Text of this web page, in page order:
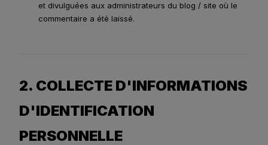
et divulguées aux administrateurs du blog / site où le
commentaire a été laissé.
2. COLLECTE D'INFORMATIONS
D'IDENTIFICATION
PERSONNELLE